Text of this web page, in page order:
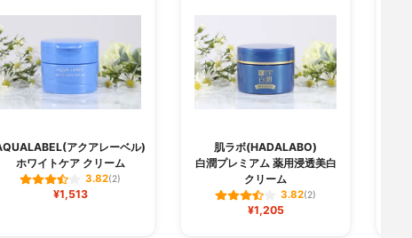
アクアレーベル)
ホワイトケア クリーム
3.82(2)
¥1,513
肌ラボ(HADALABO)
白潤プレミアム 薬用浸透美白
クリーム
3.82(2)
¥1,205